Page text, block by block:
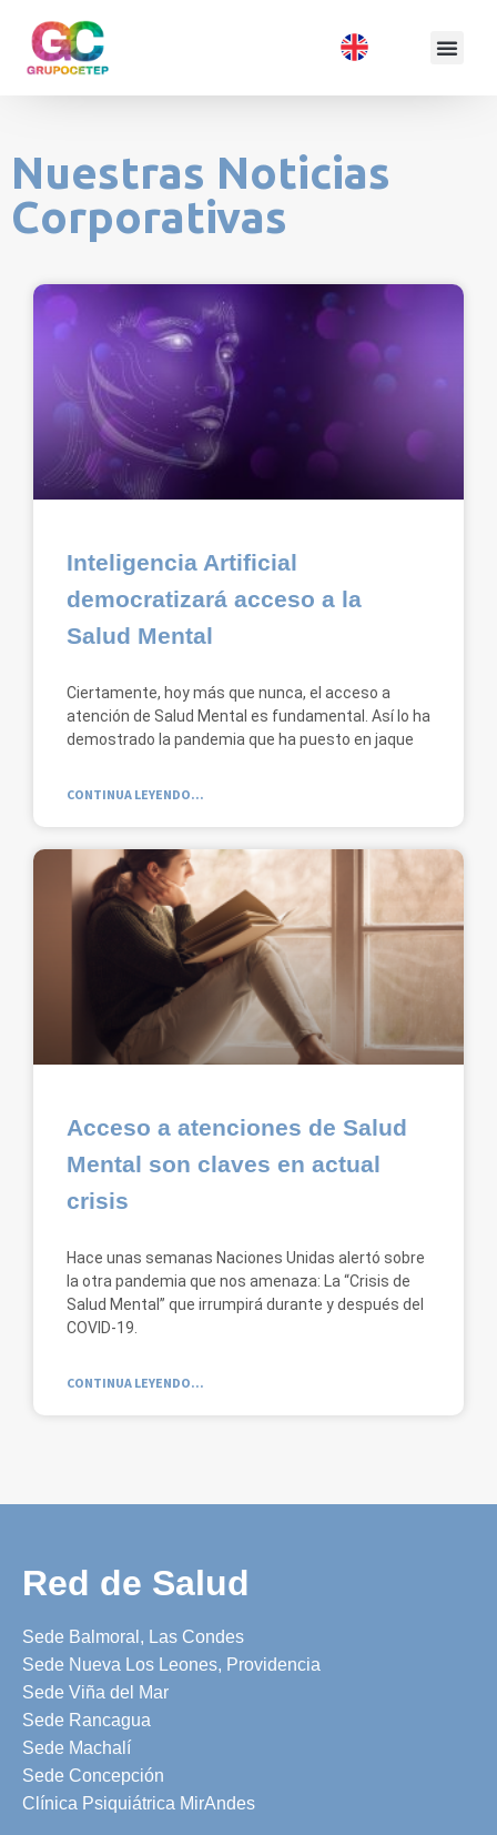
Nuestras Noticias
Corporativas
Inteligencia Artificial
democratizará acceso a la
Salud Mental
Ciertamente, hoy más que nunca, el acceso a
atención de Salud Mental es fundamental. Así lo ha
demostrado la pandemia que ha puesto en jaque
CONTINUA LEYENDO...
Acceso a atenciones de Salud
Mental son claves en actual
crisis
Hace unas semanas Naciones Unidas alertó sobre
la otra pandemia que nos amenaza: La “Crisis de
Salud Mental” que irrumpirá durante y después del
COVID-19.
CONTINUA LEYENDO...
Red de Salud
Sede Balmoral, Las Condes
Sede Nueva Los Leones, Providencia
Sede Viña del Mar
Sede Rancagua
Sede Machalí
Sede Concepción
Clínica Psiquiátrica MirAndes